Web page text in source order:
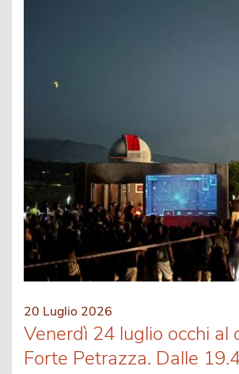
20 Luglio 2026
Venerdì 24 luglio occhi al
Forte Petrazza. Dalle